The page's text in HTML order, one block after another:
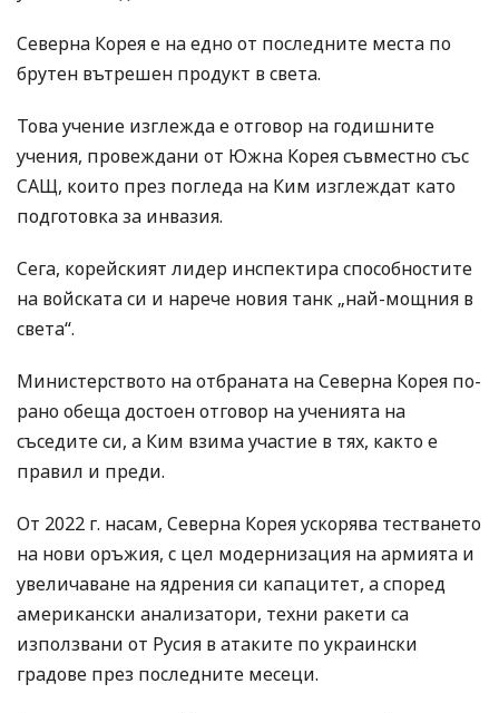
Северна Корея е на едно от последните места по
брутен вътрешен продукт в света.
Това учение изглежда е отговор на годишните
учения, провеждани от Южна Корея съвместно със
САЩ, които през погледа на Ким изглеждат като
подготовка за инвазия.
Сега, корейският лидер инспектира способностите
на войската си и нарече новия танк „най-мощния в
света“.
Министерството на отбраната на Северна Корея по-
рано обеща достоен отговор на ученията на
съседите си, а Ким взима участие в тях, както е
правил и преди.
От 2022 г. насам, Северна Корея ускорява тестването
на нови оръжия, с цел модернизация на армията и
увеличаване на ядрения си капацитет, а според
американски анализатори, техни ракети са
използвани от Русия в атаките по украински
градове през последните месеци.